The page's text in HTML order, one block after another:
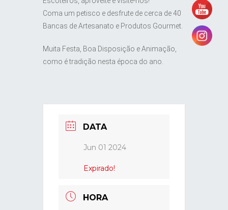
Coma um petisco e desfrute de cerca de 40
Bancas de Artesanato e Produtos Gourmet.
Muita Festa, Boa Disposição e Animação,
como é tradição nesta época do ano.
DATA
Jun 01 2024
Expirado!
HORA